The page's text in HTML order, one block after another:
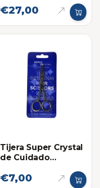
€27,00
Tijera Super Crystal
de Cuidado
4.5 Pulgadas
€7,00